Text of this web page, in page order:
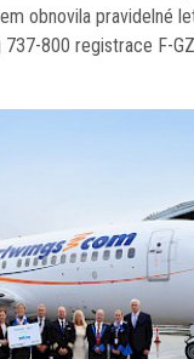
obnovila pravidelné
737-800 registrace F-